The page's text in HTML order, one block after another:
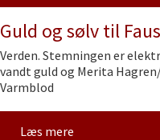
Guld og sølv til
Verden. Stemningen er
vandt guld og Merita
Varmblod
Læs mere